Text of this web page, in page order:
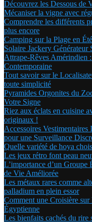
Découvrez les Dessous de
Mécaniser la vigne avec
Comprendre les différents
plus encore
Camping sur la Plage en
Solaire Jackery Générateur
Attrape-Rêves Amérindien
Contemporaine
Tout savoir sur le
toute simplicité
Pyramides Orgonites du
Votre Signe
Riez aux éclats en cuisine
originaux !
Accessoires
pour une Surveillance
Quelle variété de hoya
Les jeux rétro font peau
L’importance d’un
de Vie Améliorée
Les métaux rares comme
palladium en plein essor
Comment une Croisière
Égyptienne
Les bienfaits cachés du rire